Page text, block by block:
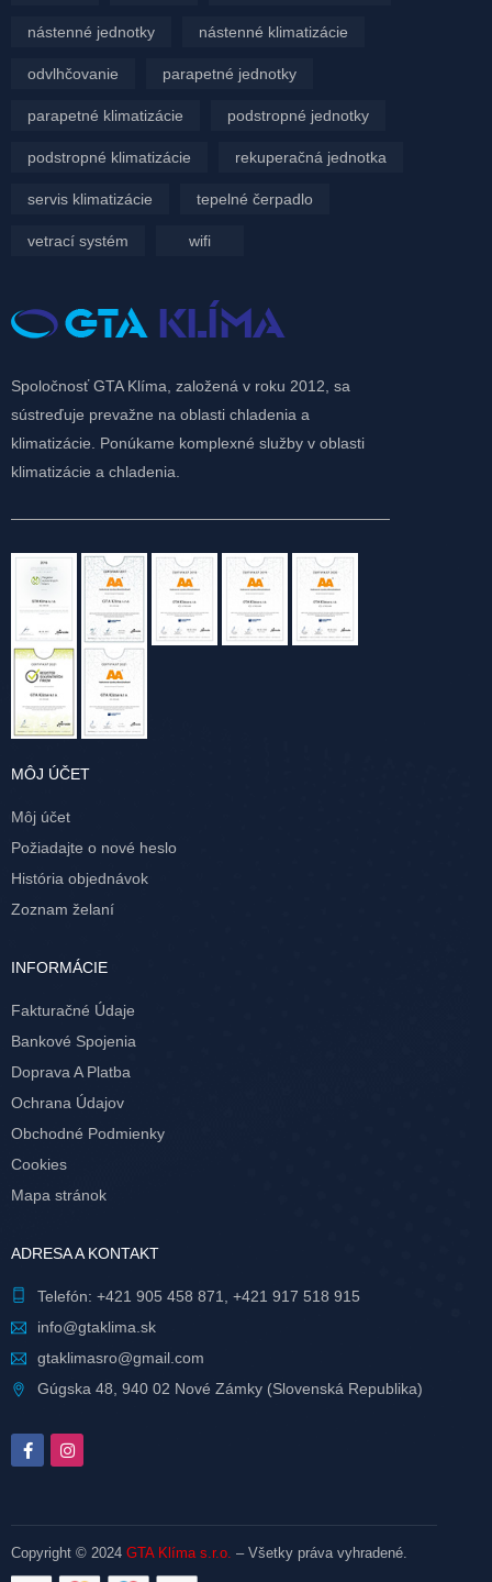
nástenné jednotky nástenné klimatizácie
odvlhčovanie parapetné jednotky
parapetné klimatizácie podstropné jednotky
podstropné klimatizácie rekuperačná jednotka
servis klimatizácie tepelné čerpadlo
vetrací systém wifi
Spoločnosť GTA Klíma, založená v roku 2012, sa
sústreďuje prevažne na oblasti chladenia a
klimatizácie. Ponúkame komplexné služby v oblasti
klimatizácie a chladenia.
MÔJ ÚČET
Môj účet
Požiadajte o nové heslo
História objednávok
Zoznam želaní
INFORMÁCIE
Fakturačné Údaje
Bankové Spojenia
Doprava A Platba
Ochrana Údajov
Obchodné Podmienky
Cookies
Mapa stránok
ADRESA A KONTAKT
Telefón: +421 905 458 871
+421 917 518 915
info@gtaklima.sk
gtaklimasro@gmail.com
Gúgska 48, 940 02 Nové Zámky (Slovenská Republika)
Copyright © 2024 GTA Klíma s.r.o. – Všetky práva vyhradené.